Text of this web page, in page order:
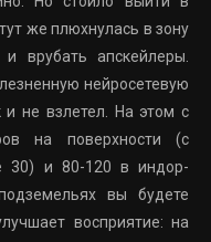
же плюхнулась в зону
врубать апскейлеры.
нейросетевую
не взлетел. На этом с
на поверхности (с
30) и 80-120 в индор-
вы будете
восприятие: на